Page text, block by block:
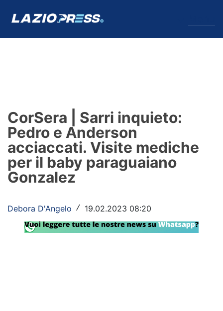
Formello
Infortuni
Primavera
Lazio Women
Rassegna Lazio
CorSera | Sarri inquieto:
Pedro e Anderson
acciaccati. Visite mediche
per il baby paraguaiano
Gonzalez
Debora D'Angelo / 19.02.2023 08:20